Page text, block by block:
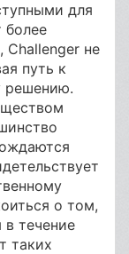
для
более
Challenger не
путь к
решению.
о том,
в течение
таких